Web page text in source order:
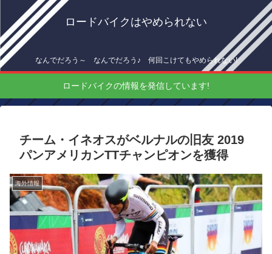
ロードバイクはやめられない
なんでだろう～ なんでだろう♪ 何回こけてもやめられない!
ロードバイクの情報を発信しています!
チーム・イネオスがベルナルの旧友 2019
パンアメリカンTTチャンピオンを獲得
海外情報